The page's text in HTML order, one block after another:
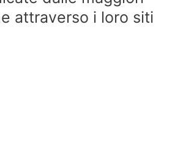
attraverso i loro siti